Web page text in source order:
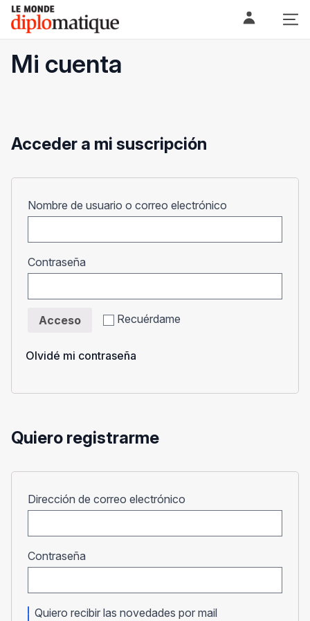
Skip
content
Le monde diplomatique
Mi cuenta
Acceder a mi suscripción
Nombre de usuario o correo electrónico
Contraseña
Recuérdame
Acceso
Olvidé mi contraseña
Quiero registrarme
Dirección de correo electrónico
Contraseña
Quiero recibir las novedades por mail